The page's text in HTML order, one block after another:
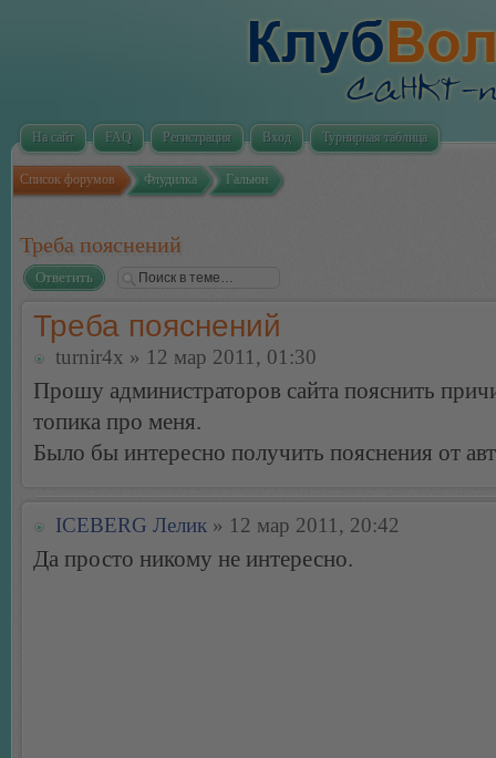
На сайт FAQ Регистрация Вход Турнирная таблица
Список форумов Флудилка Гальюн
Треба пояснений
Ответить
Треба пояснений
turnir4x » 12 мар 2011, 01:30
Прошу администраторов сайта пояснить
топика про меня.
Было бы интересно получить пояснения от
ICEBERG Лелик » 12 мар 2011, 20:42
Да просто никому не интересно.